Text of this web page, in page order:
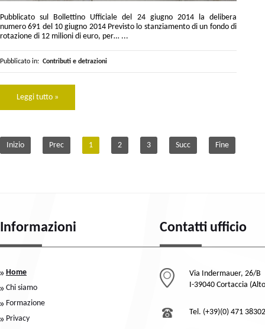
Pubblicato sul Bollettino Ufficiale del 24 giugno 2014 la delibera
numero 691 del 10 giugno 2014 Previsto lo stanziamento di un fondo di
rotazione di 12 milioni di euro, per… ...
Pubblicato in: Contributi e detrazioni
Leggi tutto »
Inizio Prec 1 2 3 Succ Fine
Informazioni
Home
Chi siamo
Formazione
Privacy
Contatti ufficio
Via Indermauer, 26/B
I-39040 Cortaccia
Tel. (+39)(0) 471